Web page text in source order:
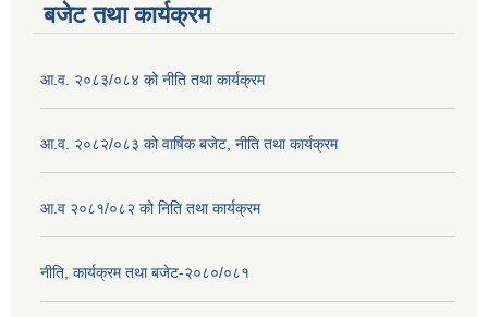
बजेट तथा कार्यक्रम
आ.व. २०८३/०८४ को नीति तथा कार्यक्रम
आ.व. २०८२/०८३ को वार्षिक बजेट, नीति तथा कार्यक्रम
आ.व २०८१/०८२ को निति तथा कार्यक्रम
नीति, कार्यक्रम तथा बजेट-२०८०/०८१